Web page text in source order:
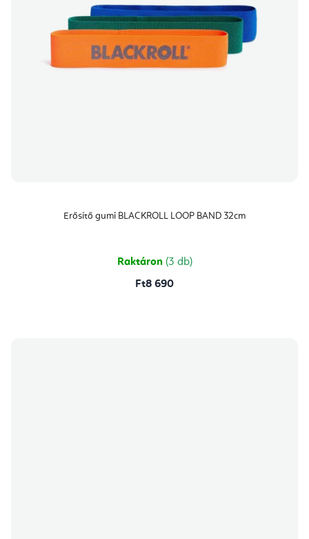
Erősítő gumi BLACKROLL LOOP BAND 32cm
Raktáron (3 db)
Ft8 690